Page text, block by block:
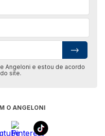
Angeloni e estou de acordo
do site.
O ANGELONI